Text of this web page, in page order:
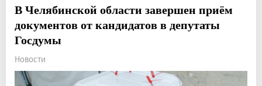
В Челябинской области завершен приём
документов от кандидатов в депутаты
Госдумы
Новости